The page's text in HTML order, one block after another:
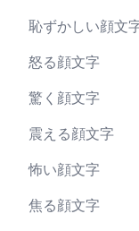
恥ずかしい顔文
怒る顔文字
驚く顔文字
震える顔文字
怖い顔文字
焦る顔文字